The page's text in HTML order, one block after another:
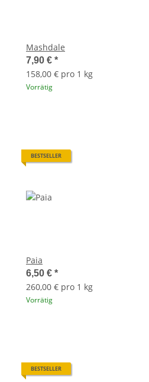
Mashdale
7,90 € *
158,00 € pro 1 kg
Vorrätig
BESTSELLER
Paia
6,50 € *
260,00 € pro 1 kg
Vorrätig
BESTSELLER